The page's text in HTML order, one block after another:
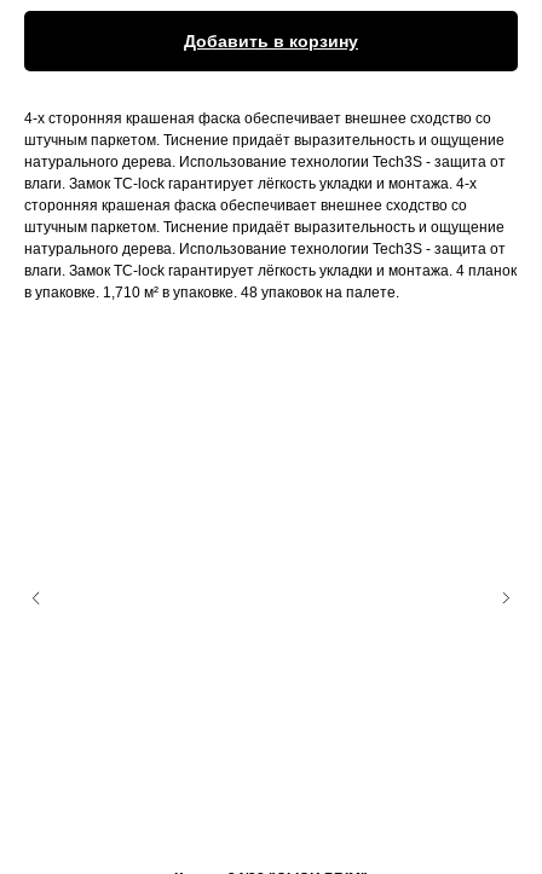
Добавить в корзину
4-х сторонняя крашеная фаска обеспечивает внешнее сходство со
штучным паркетом. Тиснение придаёт выразительность и ощущение
натурального дерева. Использование технологии Tech3S - защита от
влаги. Замок TC-lock гарантирует лёгкость укладки и монтажа. 4-х
сторонняя крашеная фаска обеспечивает внешнее сходство со
штучным паркетом. Тиснение придаёт выразительность и ощущение
натурального дерева. Использование технологии Tech3S - защита от
влаги. Замок TC-lock гарантирует лёгкость укладки и монтажа. 4 планок
в упаковке. 1,710 м² в упаковке. 48 упаковок на палете.